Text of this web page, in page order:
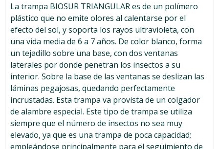
La trampa BIOSUR TRIANGULAR es de un polímero
plástico que no emite olores al calentarse por el
efecto del sol, y soporta los rayos ultravioleta, con
una vida media de 6 a 7 años. De color blanco, forma
un tejadillo sobre una base, con dos ventanas
laterales por donde penetran los insectos a su
interior. Sobre la base de las ventanas se deslizan las
láminas pegajosas, quedando perfectamente
incrustadas. Esta trampa va provista de un colgador
de alambre especial. Este tipo de trampa se utiliza
siempre que el número de insectos no sea muy
elevado, ya que es una trampa de poca capacidad;
empleándose principalmente para el seguimiento de